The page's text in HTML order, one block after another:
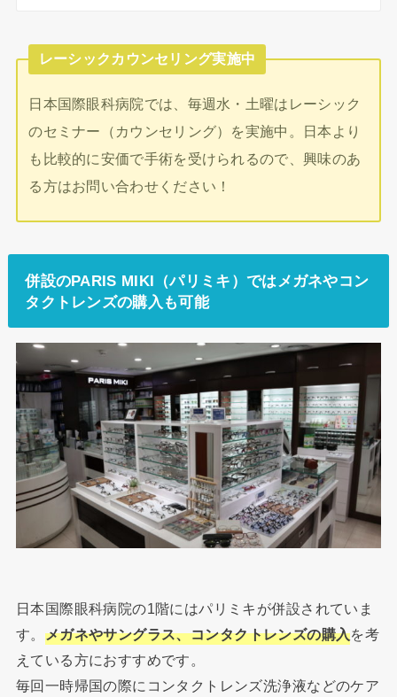
レーシックカウンセリング実施中
日本国際眼科病院では、毎週水・土曜はレーシック
のセミナー（カウンセリング）を実施中。日本より
も比較的に安価で手術を受けられるので、興味のあ
る方はお問い合わせください！
併設のPARIS MIKI（パリミキ）ではメガネやコン
タクトレンズの購入も可能
日本国際眼科病院の1階にはパリミキが併設されていま
す。 メガネやサングラス、コンタクトレンズの購入を考
えている方におすすめです。
毎回一時帰国の際にコンタクトレンズ洗浄液などのケア